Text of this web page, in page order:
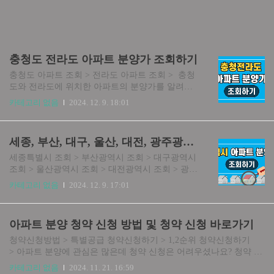
충청도 전라도 아파트 분양가 조회하기
충청도 아파트 조회 > 전라도 아파트 조회 > 충청
도와 전라도에 위치한 아파트의 분양가를 알려드
립니다. 충청도는 충청북도와 충청남도, 전라도는
다. 지역이 넓고 아파트가 많아 분류가 세분화되어
카테고리 없음 2024. 12. 9. 18:01
세종, 부산, 대구, 울산, 대전, 광주광역시 아파트 분양가 조회하기
세종특별시 조회 > 부산광역시 조회 > 대구광역시
조회 > 울산광역시 조회 > 대전광역시 조회 > 광주
광역시 조회 > 세종시와 5대 광역시 아파트의 최초
시, 대구광역시, 울산광역시, 대전광역시, 광주광역
큰 대도시인 만큼 구별로 분류하여 아파트 분양가
를 정리하였으니 참고하시기 바랍니다. 위 글은 작
성자가 궁금증을 해결하기 위해 직접 조사하여 수
집한 자료를 무료로 제공하는 사이트입니다. 바이
카테고리 없음 2024. 12. 9. 17:01
아파트 분양 청약 신청 방법 및 청약 신청 바로가기
청약신청방법 > 특별공급 청약신청하기 > 1,2순위 청약신청하기
> 아파트 분양에 관심은 많은데 청약 신청은 어려우셨나요? 청약 신
청하는 방법 알고 보면 간단합니다. 아파트 분양 청약 신청 방법을
카테고리 없음 2024. 11. 21. 16:59